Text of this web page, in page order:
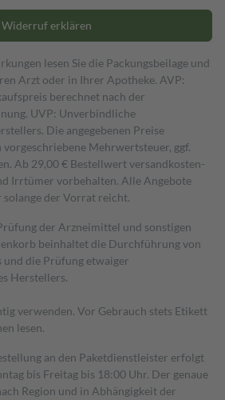
Widerruf erklären
lesen Sie die Packungsbeilage und
Arzt oder in Ihrer Apotheke. AVP:
berechnet nach der
UVP: Unverbindliche
Die angegebenen Preise
Mehrwertsteuer, ggf.
Ab 29,00 € Bestell­wert versand­kosten­
Irrtümer vorbehalten. Alle Angebote
der Vorrat reicht.
der Arzneimittel und sonstigen
beinhaltet die Durchführung von
die Prüfung etwaiger
Herstellers.
verwenden. Vor Gebrauch stets Etikett
lesen.
an den Paketdienstleister erfolgt
bis Freitag bis 18:00 Uhr. Der genaue
Region und in Abhängigkeit der